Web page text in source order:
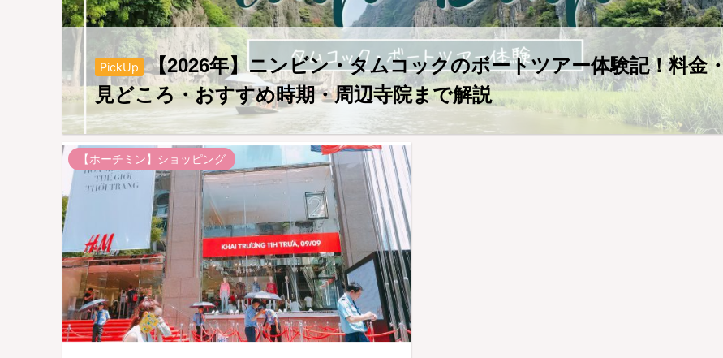
PickUp
【2026年】ニンビン・タムコックのボートツアー体験記！料金・
見どころ・おすすめ時期・周辺寺院まで解説
【ホーチミン】ショッピング